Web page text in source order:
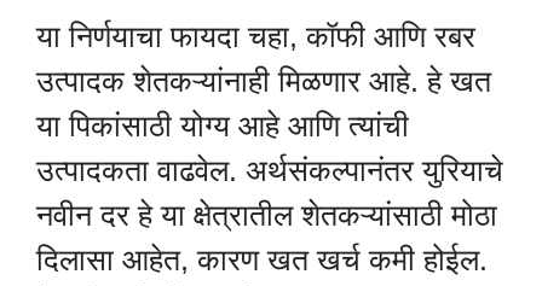
या निर्णयाचा फायदा चहा, कॉफी आणि रबर
उत्पादक शेतकऱ्यांनाही मिळणार आहे. हे खत
या पिकांसाठी योग्य आहे आणि त्यांची
उत्पादकता वाढवेल. अर्थसंकल्पानंतर युरियाचे
नवीन दर हे या क्षेत्रातील शेतकऱ्यांसाठी मोठा
दिलासा आहेत, कारण खत खर्च कमी होईल.